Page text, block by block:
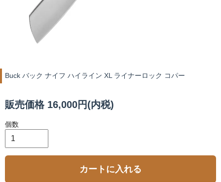
Buck バック ナイフ ハイライン XL ライナーロック コパー
販売価格 16,000円(内税)
個数
カートに入れる